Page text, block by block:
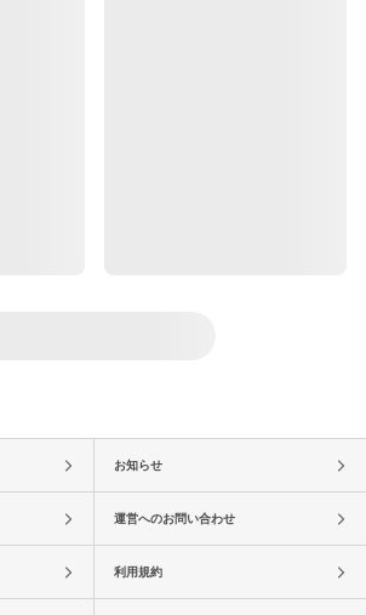
お知らせ
運営へのお問い合わせ
利用規約